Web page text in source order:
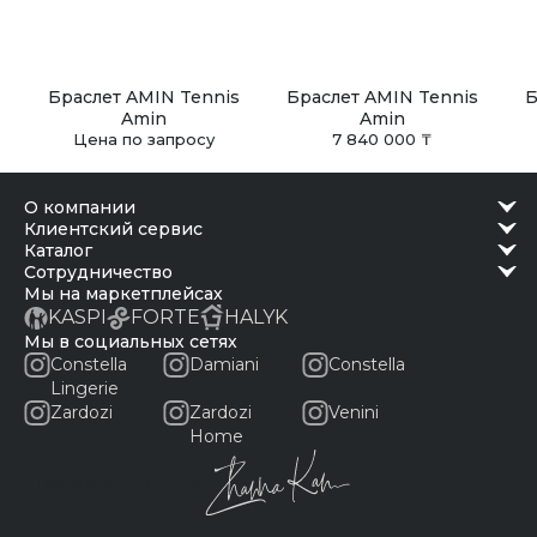
Браслет AMIN Tennis
Amin
Цена по запросу
Браслет AMIN Tennis
Amin
7 840 000 ₸
о компании
клиентский сервис
каталог
сотрудничество
Мы на маркетплейсах
KASPI FORTE HALYK
Мы в социальных сетях
Constella
Lingerie
Damiani Constella
Zardozi
Zardozi
Home
Venini